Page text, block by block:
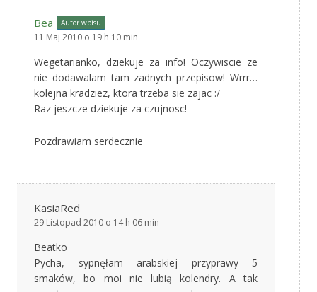
Bea Autor wpisu
11 Maj 2010 o 19 h 10 min
Wegetarianko, dziekuje za info! Oczywiscie ze
nie dodawalam tam zadnych przepisow! Wrrr…
kolejna kradziez, ktora trzeba sie zajac :/
Raz jeszcze dziekuje za czujnosc!
Pozdrawiam serdecznie
KasiaRed
29 Listopad 2010 o 14 h 06 min
Beatko
Pycha, sypnęłam arabskiej przyprawy 5
smaków, bo moi nie lubią kolendry. A tak